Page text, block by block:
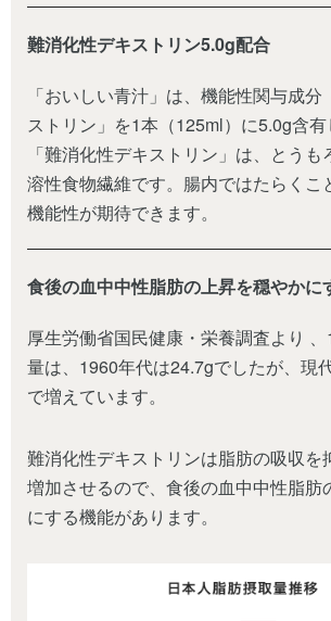
難消化性デキストリン5.0g配合
「おいしい青汁」は、機能性関与成分
ストリン」を1本（125ml）に5.0g含有
「難消化性デキストリン」は、とう
溶性食物繊維です。腸内ではたらくこ
機能性が期待できます。
食後の血中中性脂肪の上昇を穏やかに
厚生労働省国民健康・栄養調査より
量は、1960年代は24.7gでしたが、現
で増えています。
難消化性デキストリンは脂肪の吸収を
増加させるので、食後の血中中性脂肪
にする機能があります。